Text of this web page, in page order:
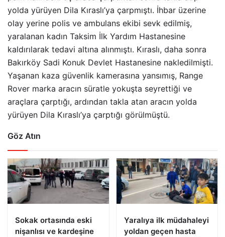
yolda yürüyen Dila Kıraslı’ya çarpmıştı. İhbar üzerine
olay yerine polis ve ambulans ekibi sevk edilmiş,
yaralanan kadın Taksim İlk Yardım Hastanesine
kaldırılarak tedavi altına alınmıştı. Kıraslı, daha sonra
Bakırköy Sadi Konuk Devlet Hastanesine nakledilmişti.
Yaşanan kaza güvenlik kamerasına yansımış, Range
Rover marka aracın süratle yokuşta seyrettiği ve
araçlara çarptığı, ardından takla atan aracın yolda
yürüyen Dila Kıraslı’ya çarptığı görülmüştü.
Göz Atın
Sokak ortasında eski
nişanlısı ve kardeşine
Yaralıya ilk müdahaleyi
yoldan geçen hasta